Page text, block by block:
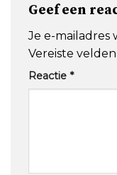
Geef een
Je e-
Vereiste
Reactie *